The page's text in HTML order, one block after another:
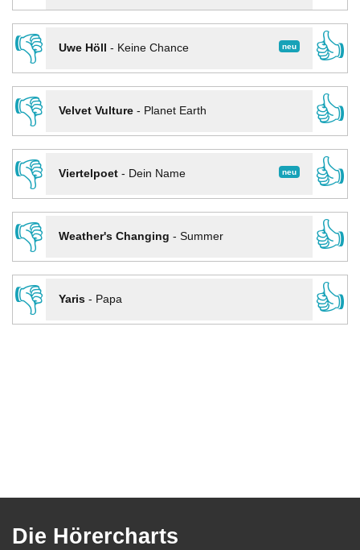
👎
neu
Uwe Höll - Keine Chance
👍
👎
Velvet Vulture- Planet Earth
👍
👎
neu
Viertelpoet- Dein Name
👍
👎
Weather's Changing - Summer
👍
👎
Yaris- Papa 👍
Die Hörercharts